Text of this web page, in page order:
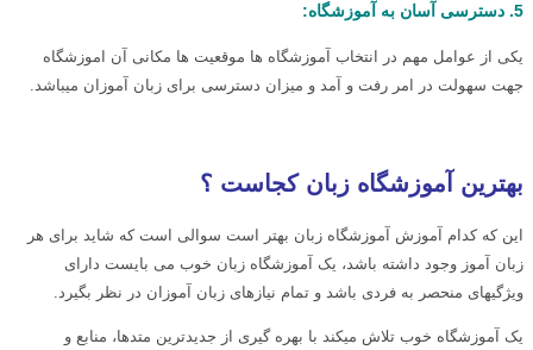
5. دسترسی آسان به آموزشگاه:
یکی از عوامل مهم در انتخاب آموزشگاه ها موقعیت ها مکانی آن اموزشگاه
جهت سهولت در امر رفت و آمد و میزان دسترسی برای زبان آموزان میباشد.
بهترین آموزشگاه زبان کجاست ؟
این که کدام آموزش آموزشگاه زبان بهتر است سوالی است که شاید برای هر
زبان آموز وجود داشته باشد، یک آموزشگاه زبان خوب می بایست دارای
ویژگیهای منحصر به فردی باشد و تمام نیازهای زبان آموزان در نظر بگیرد.
یک آموزشگاه خوب تلاش میکند با بهره گیری از جدیدترین متدها، منابع و